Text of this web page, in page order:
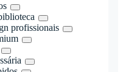
profissionais